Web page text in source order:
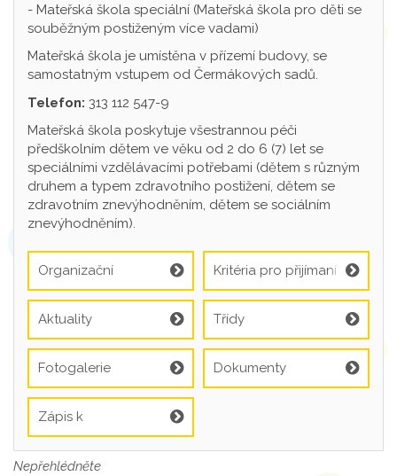
- Mateřská škola speciální (Mateřská škola pro děti se
souběžným postiženým více vadami)
Mateřská škola je umístěna v přízemí budovy, se
samostatným vstupem od Čermákových sadů.
Telefon: 313 112 547-9
Mateřská škola poskytuje všestrannou péči
předškolním dětem ve věku od 2 do 6 (7) let se
speciálními vzdělávacími potřebami (dětem s různým
druhem a typem zdravotního postižení, dětem se
zdravotním znevýhodněním, dětem se sociálním
znevýhodněním).
Organizační
informace
Kritéria pro přijímaní
Aktuality Třídy
Fotogalerie Dokumenty
Zápis k
předškolnímu
vzdělávání
Nepřehlédněte